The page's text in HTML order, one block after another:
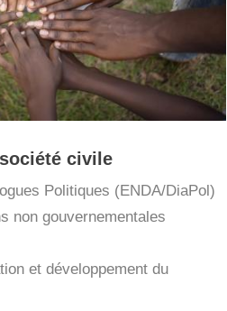
civile
Politiques (ENDA/DiaPol)
non gouvernementales
et développement du